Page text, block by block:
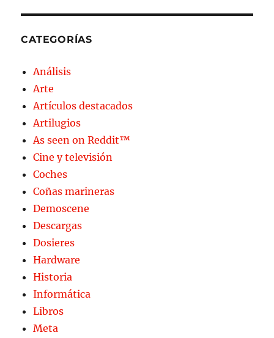
CATEGORÍAS
Análisis
Arte
Artículos destacados
Artilugios
As seen on Reddit™
Cine y televisión
Coches
Coñas marineras
Demoscene
Descargas
Dosieres
Hardware
Historia
Informática
Libros
Meta